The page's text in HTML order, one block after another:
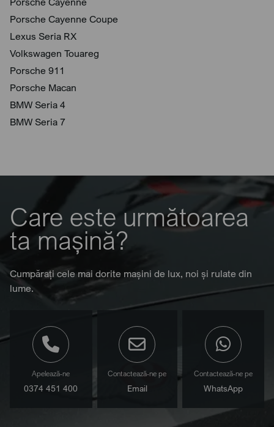
Porsche Cayenne Coupe
Lexus Seria RX
Volkswagen Touareg
Porsche 911
Porsche Macan
BMW Seria 4
BMW Seria 7
Care este următoarea
ta mașină?
Cumpărați cele mai dorite mașini de lux, noi și rulate din
lume.
Apelează-ne
0374 451 400
Contactează-ne pe
Email
Contactează-ne pe
WhatsApp